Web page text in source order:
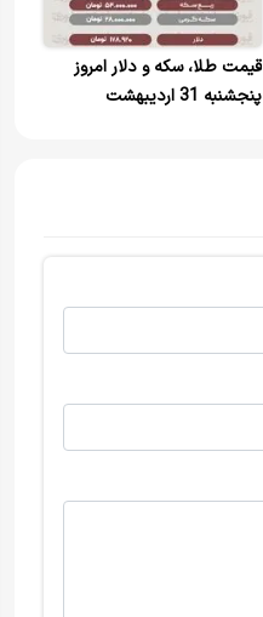
قیمت طلا، سکه و دلار امروز
پنجشنبه 31 اردیبهشت